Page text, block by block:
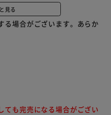
霧に
い霧に
的な噴射ができます。
見る
場合がございます。あらか
ても完売になる場合がござい